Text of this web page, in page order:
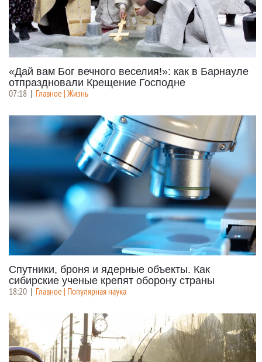
«Дай вам Бог вечного веселия!»: как в Барнауле
отпраздновали Крещение Господне
07:18 | Главное | Жизнь
Спутники, броня и ядерные объекты. Как
сибирские ученые крепят оборону страны
18:20 | Главное | Популярная наука